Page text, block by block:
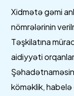
Xidmətə gəmi
nömrələrinin
Təşkilatına
aidiyyəti
köməklik,